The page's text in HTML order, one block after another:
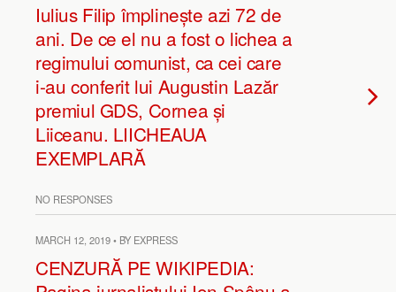
Iulius Filip împlinește azi 72 de
ani. De ce el nu a fost o lichea a
regimului comunist, ca cei care
i-au conferit lui Augustin Lazăr
premiul GDS, Cornea și
Liiceanu. LIICHEAUA
EXEMPLARĂ
NO RESPONSES
MARCH 12, 2019 • BY EXPRESS
CENZURĂ PE WIKIPEDIA: